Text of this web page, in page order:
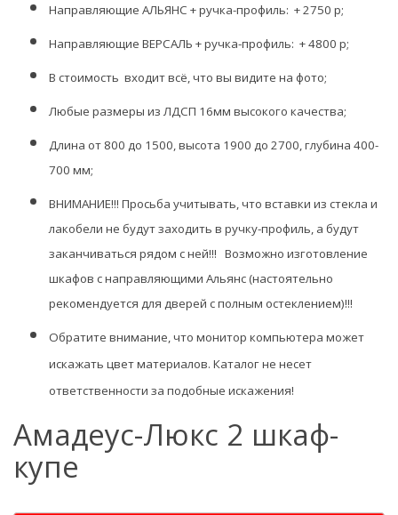
Направляющие АЛЬЯНС + ручка-профиль: + 2750 р;
Направляющие ВЕРСАЛЬ + ручка-профиль: + 4800 р;
В стоимость входит всё, что вы видите на фото;
Любые размеры из ЛДСП 16мм высокого качества;
Длина от 800 до 1500, высота 1900 до 2700, глубина 400-
700 мм;
ВНИМАНИЕ!!! Просьба учитывать, что вставки из стекла и
лакобели не будут заходить в ручку-профиль, а будут
заканчиваться рядом с ней!!! Возможно изготовление
шкафов с направляющими Альянс (настоятельно
рекомендуется для дверей с полным остеклением)!!!
Обратите внимание, что монитор компьютера может
искажать цвет материалов. Каталог не несет
ответственности за подобные искажения!
Амадеус-Люкс 2 шкаф-
купе